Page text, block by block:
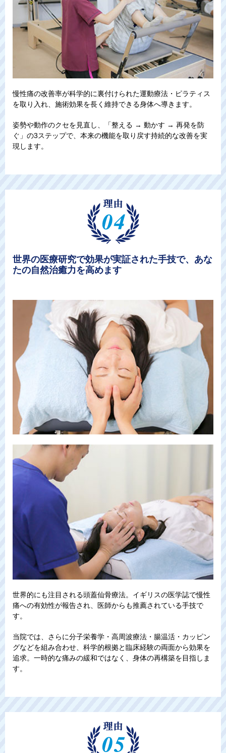
慢性痛の改善率が科学的に裏付けられた運動療法・ピラティス
を取り入れ、施術効果を長く維持できる身体へ導きます。
姿勢や動作のクセを見直し、「整える → 動かす → 再発を防
ぐ」の3ステップで、本来の機能を取り戻す持続的な改善を実
現します。
世界の医療研究で効果が実証された手技で、あな
たの自然治癒力を高めます
世界的にも注目される頭蓋仙骨療法。イギリスの医学誌で慢性
痛への有効性が報告され、医師からも推薦されている手技で
す。
当院では、さらに分子栄養学・高周波療法・腸温活・カッピン
グなどを組み合わせ、科学的根拠と臨床経験の両面から効果を
追求。一時的な痛みの緩和ではなく、身体の再構築を目指しま
す。